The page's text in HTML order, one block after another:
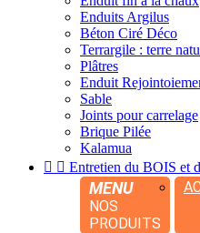
Enduits Argilus
Béton Ciré Déco
Terrargile : terre
Plâtres
Enduit
Sable
Joints pour carrelage
Brique Pilée
Kalamua
  Entretien du BOIS et
MENU
NOS
PRODUITS